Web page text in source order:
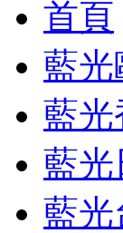
首頁
藍光
藍光
藍光
藍光